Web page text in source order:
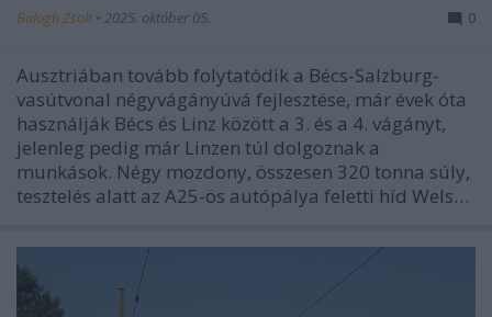
Balogh Zsolt • 2025. október 05. 0
Ausztriában tovább folytatódik a Bécs-Salzburg-
vasútvonal négyvágányúvá fejlesztése, már évek óta
használják Bécs és Linz között a 3. és a 4. vágányt,
jelenleg pedig már Linzen túl dolgoznak a
munkások. Négy mozdony, összesen 320 tonna súly,
tesztelés alatt az A25-ös autópálya feletti híd Wels…